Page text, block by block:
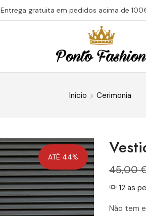
Entrega gratuita em pedidos acima de
Início Cerimonia
ATÉ 44%
45,00
12 as
Não tem